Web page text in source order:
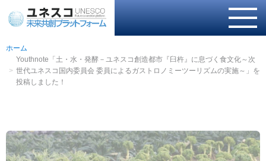
ホーム
Youthnote「土・水・発酵－ユネスコ創造都市『臼杵』に息づく食文化～次
世代ユネスコ国内委員会 委員によるガストロノミーツーリズムの実施～」を
投稿しました！